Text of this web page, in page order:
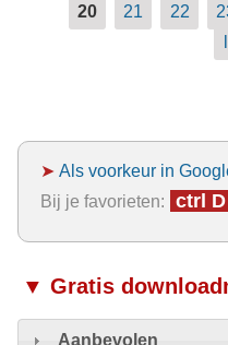
20
21 22
➤ Als voorkeur in
Bij je favorieten: ctrl D
▼ Gratis
Aanbevolen